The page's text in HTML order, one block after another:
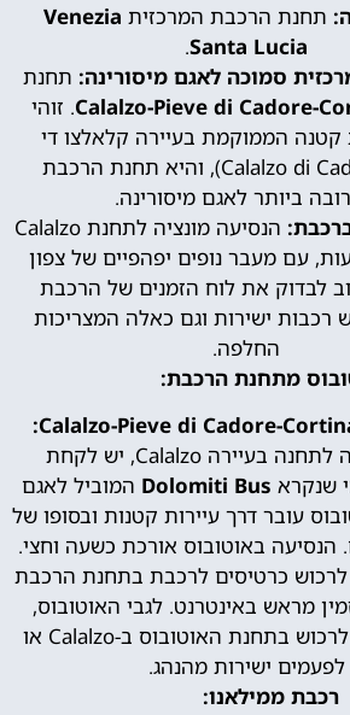
תחנת הרכבת המרכזית Venezia
Santa Lucia
.
סמוכה לאגם מיסורינה: תחנת
Calalzo-Pieve di Cadore-. זוהי
הממוקמת בעיירה קלאלצו די
קדורה (Calalzo di Cadore), והיא תחנת הרכבת
ביותר לאגם מיסורינה.
הנסיעה מונציה לתחנת Calalzo
כ-3 שעות, עם מעבר נופים יפהפיים של צפון
לבדוק את לוח הזמנים של הרכבת
רכבות ישירות וגם כאלה המצריכות
החלפה.
מתחנת הרכבת:
אחרי ההגעה לתחנה בעיירה Calalzo, יש לקחת
שנקרא Dolomiti Bus המוביל לאגם
עובר דרך עיירות קטנות ובסופו של
הנסיעה באוטובוס אורכת כשעה וחצי.
לרכוש כרטיסים לרכבת בתחנת הרכבת
מראש באינטרנט. לגבי האוטובוס,
כרטיסים ניתן לרכוש בתחנת האוטובוס ב-Calalzo או
לפעמים ישירות מהנהג.
רכבת ממילאנו: